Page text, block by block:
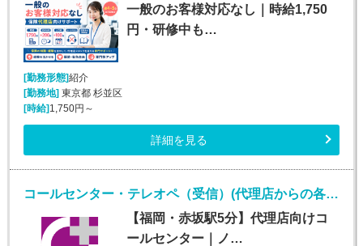
一般のお客様対応なし｜時給1,750
円・研修中も…
[勤務形態]紹介
[勤務地]東京都 杉並区
[時給]1,750円～
詳細を見る
コールセンター・テレオペ（受信）(代理店からの各種問合せ電話対応業務)
【福岡・赤坂駅5分】代理店向けコ
ールセンター｜ノ…